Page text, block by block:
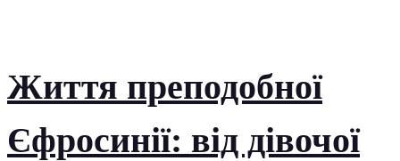
Життя преподобної
Єфросинії: від дівочої